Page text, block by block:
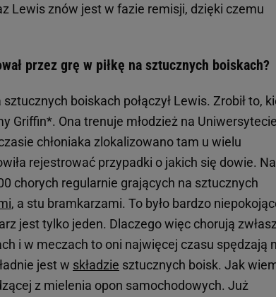
Lewis znów jest w fazie remisji, dzięki czemu
przez grę w piłkę na sztucznych boiskach?
boiskach połączył Lewis. Zrobił to,
Griffin*. Ona trenuje młodzież na
chłoniaka zlokalizowano tam u wielu
rejestrować przypadki o jakich się dowie. Na
chorych regularnie grających na sztucznych
, a stu bramkarzami. To było bardzo
jest tylko jeden. Dlaczego więc chorują
i w meczach to oni najwięcej czasu spędzają
jest w składzie sztucznych boisk. Jak
z mielenia opon samochodowych. Już